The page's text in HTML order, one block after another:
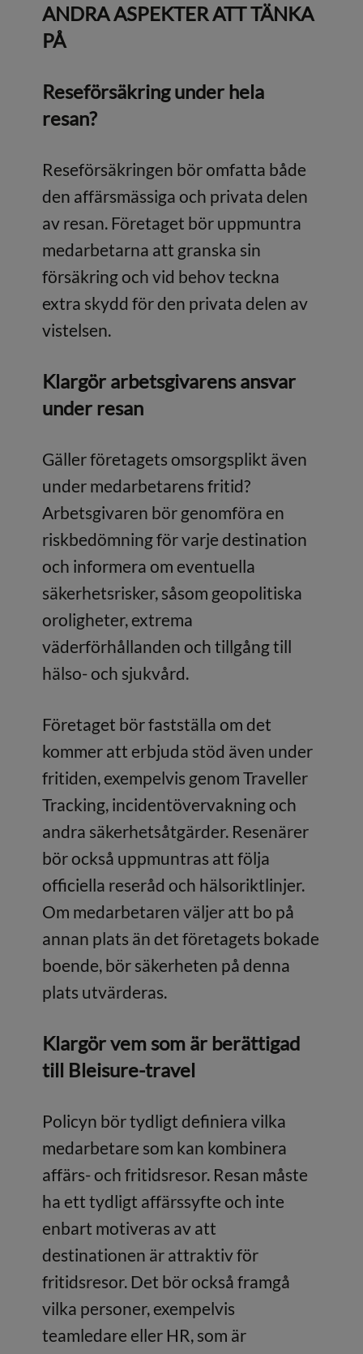
ANDRA ASPEKTER ATT TÄNKA
PÅ
Reseförsäkring under hela
resan?
Reseförsäkringen bör omfatta både
den affärsmässiga och privata delen
av resan. Företaget bör uppmuntra
medarbetarna att granska sin
försäkring och vid behov teckna
extra skydd för den privata delen av
vistelsen.
Klargör arbetsgivarens ansvar
under resan
Gäller företagets omsorgsplikt även
under medarbetarens fritid?
Arbetsgivaren bör genomföra en
riskbedömning för varje destination
och informera om eventuella
säkerhetsrisker, såsom geopolitiska
oroligheter, extrema
väderförhållanden och tillgång till
hälso- och sjukvård.
Företaget bör fastställa om det
kommer att erbjuda stöd även under
fritiden, exempelvis genom Traveller
Tracking, incidentövervakning och
andra säkerhetsåtgärder. Resenärer
bör också uppmuntras att följa
officiella reseråd och hälsoriktlinjer.
Om medarbetaren väljer att bo på
annan plats än det företagets bokade
boende, bör säkerheten på denna
plats utvärderas.
Klargör vem som är berättigad
till Bleisure-travel
Policyn bör tydligt definiera vilka
medarbetare som kan kombinera
affärs- och fritidsresor. Resan måste
ha ett tydligt affärssyfte och inte
enbart motiveras av att
destinationen är attraktiv för
fritidsresor. Det bör också framgå
vilka personer, exempelvis
teamledare eller HR, som är